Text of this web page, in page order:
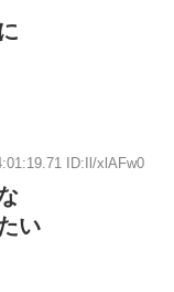
ID:Il/xlAFw0
い